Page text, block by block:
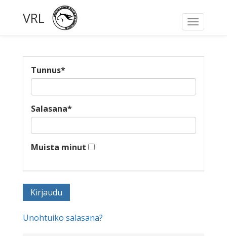
Toggle
VRL
Tunnus*
Salasana*
Muista minut
Unohtuiko salasana?